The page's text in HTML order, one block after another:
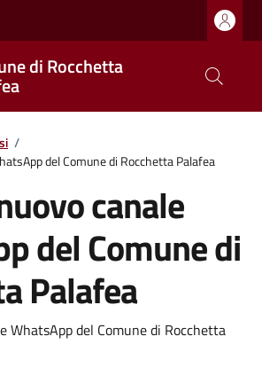
di Rocchetta
/
del Comune di Rocchetta Palafea
canale
del Comune di
Palafea
WhatsApp del Comune di Rocchetta